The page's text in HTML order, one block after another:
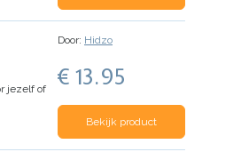
jezelf of
Door: Hidzo
€ 13.95
Bekijk product